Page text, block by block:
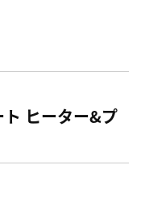
ヒーター&プ